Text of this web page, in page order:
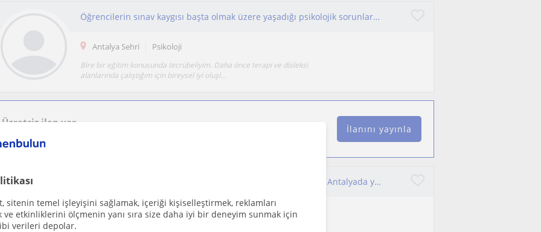
sitenin temel işleyişini sağlamak, içeriği kişiselleştirmek, reklamları
ve etkinliklerini ölçmenin yanı sıra size daha iyi bir deneyim sunmak için
verileri depolar.
Öğrencilerin sınav kaygısı başta olmak üzere yaşadığı psikolojik sorunlara yönelik çalışmalar yapıyorum.
Antalya Sehri Psikoloji
Bire bir eğitim konusunda tecrübeliyim. Daha önce terapi ve disleksi
alanlarında çalıştığım için bireysel iyi oluşl...
Ücretsiz ilan ver
Ücretsiz bir ilan ver ve öğretmenlerin seninle iletişime geçmesini sağla
İlanını yayınla
Ortaokul, lise düzeyi öğrencilere öğrenci koçluğu yapıyorum. Antalyada yaşıyorum. 3 yıllık tecrübeye sahibim.
Antalya Sehri, Kaleici, Kony... Pedagoji